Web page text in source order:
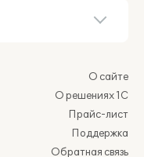
О сайте
О решениях 1С
Прайс-лист
Поддержка
Обратная связь